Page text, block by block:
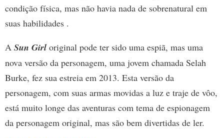
condição física, mas não havia nada de sobrenatural em
suas habilidades .
A Sun Girl original pode ter sido uma espiã, mas uma
nova versão da personagem, uma jovem chamada Selah
Burke, fez sua estreia em 2013. Esta versão da
personagem, com suas armas movidas a luz e traje de vôo,
está muito longe das aventuras com tema de espionagem
da personagem original, mas são bem divertidas de ler.